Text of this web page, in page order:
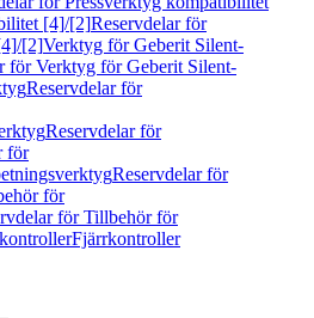
[4]/[2]Reservdelar för
[2]Verktyg för Geberit Silent-
för Verktyg för Geberit Silent-
Reservdelar för
Reservdelar för
för
Reservdelar för
för
för Tillbehör för
Fjärrkontroller